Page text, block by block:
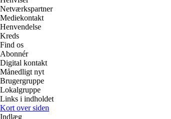
Netværkspartner
Mediekontakt
Henvendelse
Kreds
Find os
Abonnér
Digital kontakt
Månedligt nyt
Brugergruppe
Lokalgruppe
Links i indholdet
Kort over siden
Indlæg